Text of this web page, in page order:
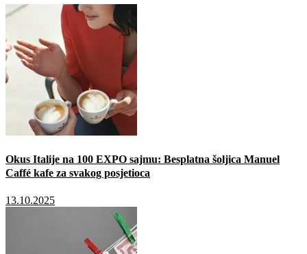
Okus Italije na 100 EXPO sajmu: Besplatna šoljica Manuel
Caffé kafe za svakog posjetioca
13.10.2025